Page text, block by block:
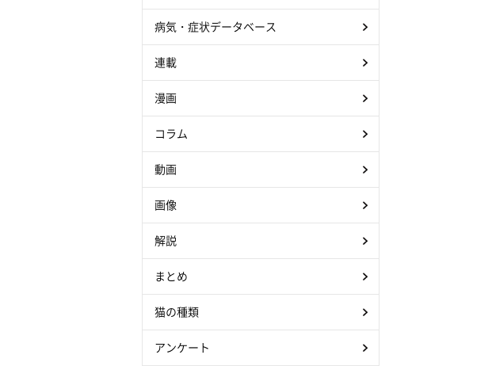
病気・症状データベース
連載
漫画
コラム
動画
画像
解説
まとめ
猫の種類
アンケート